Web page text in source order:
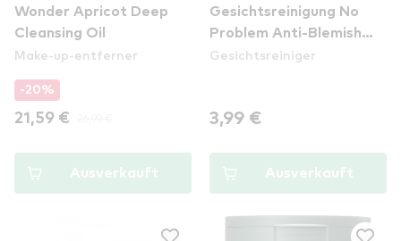
Wonder Apricot Deep
Cleansing Oil
Make-up-entferner
-20%
21,59 €
Ausverkauft
Gesichtsreinigung No
Problem Anti-Blemish
Clarifying Lotion - Tea
Gesichtsreiniger
3,99 €
Ausverkauft